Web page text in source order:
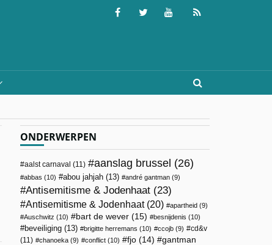
ONDERWERPEN
aalst carnaval (11) aanslag brussel (26)
abbas (10) abou jahjah (13) andré gantman (9)
Antisemitisme & Jodenhaat (23)
Antisemitisme & Jodenhaat(20) apartheid (9)
Auschwitz (10) bart de wever (15) besnijdenis (10)
beveiliging (13) brigitte herremans (10) ccojb (9)
cd&v
(11)
chanoeka (9) conflict (10) fjo (14) gantman